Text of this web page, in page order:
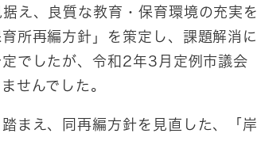
え、良質な教育・保育環境の充実を
所再編方針」を策定し、課題解消に
でしたが、令和2年3月定例市議会
せんでした。
まえ、同再編方針を見直した、「岸